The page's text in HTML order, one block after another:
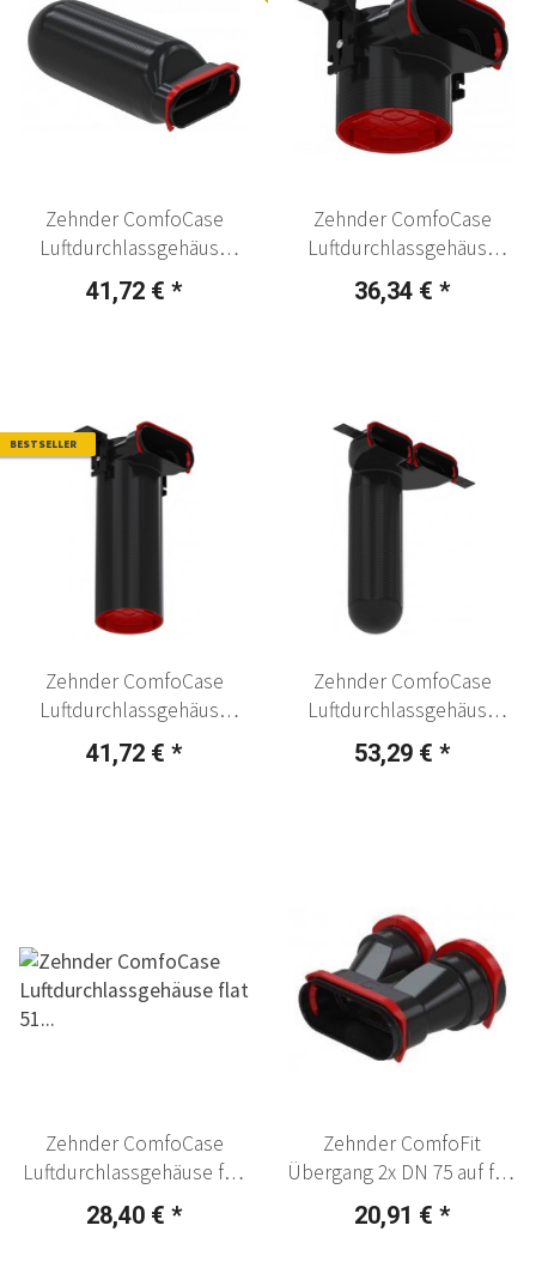
Zehnder ComfoCase
Luftdurchlassgehäuse
CLRF, gerade
41,72 € *
Zehnder ComfoCase
Luftdurchlassgehäuse
CLRF, H=123 mm
36,34 € *
BESTSELLER
Zehnder ComfoCase
Luftdurchlassgehäuse
CLRF, H=358 mm
41,72 € *
Zehnder ComfoCase
Luftdurchlassgehäuse
CLRF, 2 x flat 51
53,29 € *
Zehnder ComfoCase
Luftdurchlassgehäuse flat
51 für Renovation
28,40 € *
Zehnder ComfoFit
Übergang 2x DN 75 auf flat
51
20,91 € *